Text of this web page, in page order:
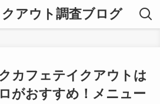
アウト調査ブログ
カフェテイクアウトは
がおすすめ！メニュー